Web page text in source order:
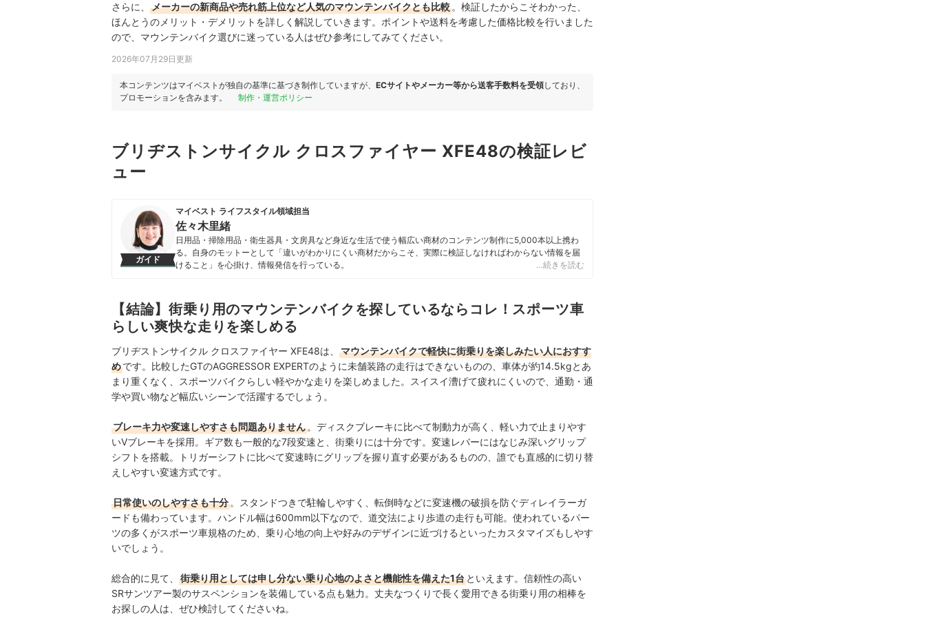
さらに、 メーカーの新商品や売れ筋上位など人気のマウンテンバイクとも比較 。検証したからこそわかった、
ほんとうのメリット・デメリットを詳しく解説していきます。ポイントや送料を考慮した価格比較を行いました
ので、マウンテンバイク選びに迷っている人はぜひ参考にしてみてください。
2026年07月29日更新
本コンテンツはマイベストが独自の基準に基づき制作していますが、 ECサイトやメーカー等から送客手数料を受領しており、
プロモーションを含みます。
制作・運営ポリシー
ブリヂストンサイクル クロスファイヤー XFE48の検証レビ
ュー
ガイド
マイベスト ライフスタイル領域担当
佐々木里緒
日用品・掃除用品・衛生器具・文房具など身近な生活で使う幅広い商材のコンテンツ制作に5,000本以上携わ
る。自身のモットーとして「違いがわかりにくい商材だからこそ、実際に検証しなければわからない情報を届
けること」を心掛け、情報発信を行っている。
…続きを読む
【結論】街乗り用のマウンテンバイクを探しているならコレ！スポーツ車
らしい爽快な走りを楽しめる
ブリヂストンサイクル クロスファイヤー XFE48は、
マウンテンバイクで軽快に街乗りを楽しみたい人におすす
めです。比較したGTのAGGRESSOR EXPERTのように未舗装路の走行はできないものの、車体が約14.5kgとあ
まり重くなく、スポーツバイクらしい軽やかな走りを楽しめました。スイスイ漕げて疲れにくいので、通勤・通
学や買い物など幅広いシーンで活躍するでしょう。
ブレーキ力や変速しやすさも問題ありません 。ディスクブレーキに比べて制動力が高く、軽い力で止まりやす
いVブレーキを採用。ギア数も一般的な7段変速と、街乗りには十分です。変速レバーにはなじみ深いグリップ
シフトを搭載。トリガーシフトに比べて変速時にグリップを握り直す必要があるものの、誰でも直感的に切り替
えしやすい変速方式です。
日常使いのしやすさも十分 。スタンドつきで駐輪しやすく、転倒時などに変速機の破損を防ぐディレイラーガ
ードも備わっています。ハンドル幅は600mm以下なので、道交法により歩道の走行も可能。使われているパー
ツの多くがスポーツ車規格のため、乗り心地の向上や好みのデザインに近づけるといったカスタマイズもしやす
いでしょう。
総合的に見て、 街乗り用としては申し分ない乗り心地のよさと機能性を備えた1台 といえます。 信頼性の高い
SRサンツアー製のサスペンションを装備している点も魅力。丈夫なつくりで長く愛用できる街乗り用の相棒を
お探しの人は、ぜひ検討してくださいね。